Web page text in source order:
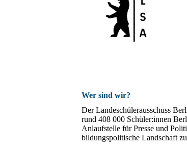
Wer sind wir?
Der Landeschülerausschuss
rund 408 000 Schüler:innen
Anlaufstelle für Presse und
bildungspolitische Landschaft